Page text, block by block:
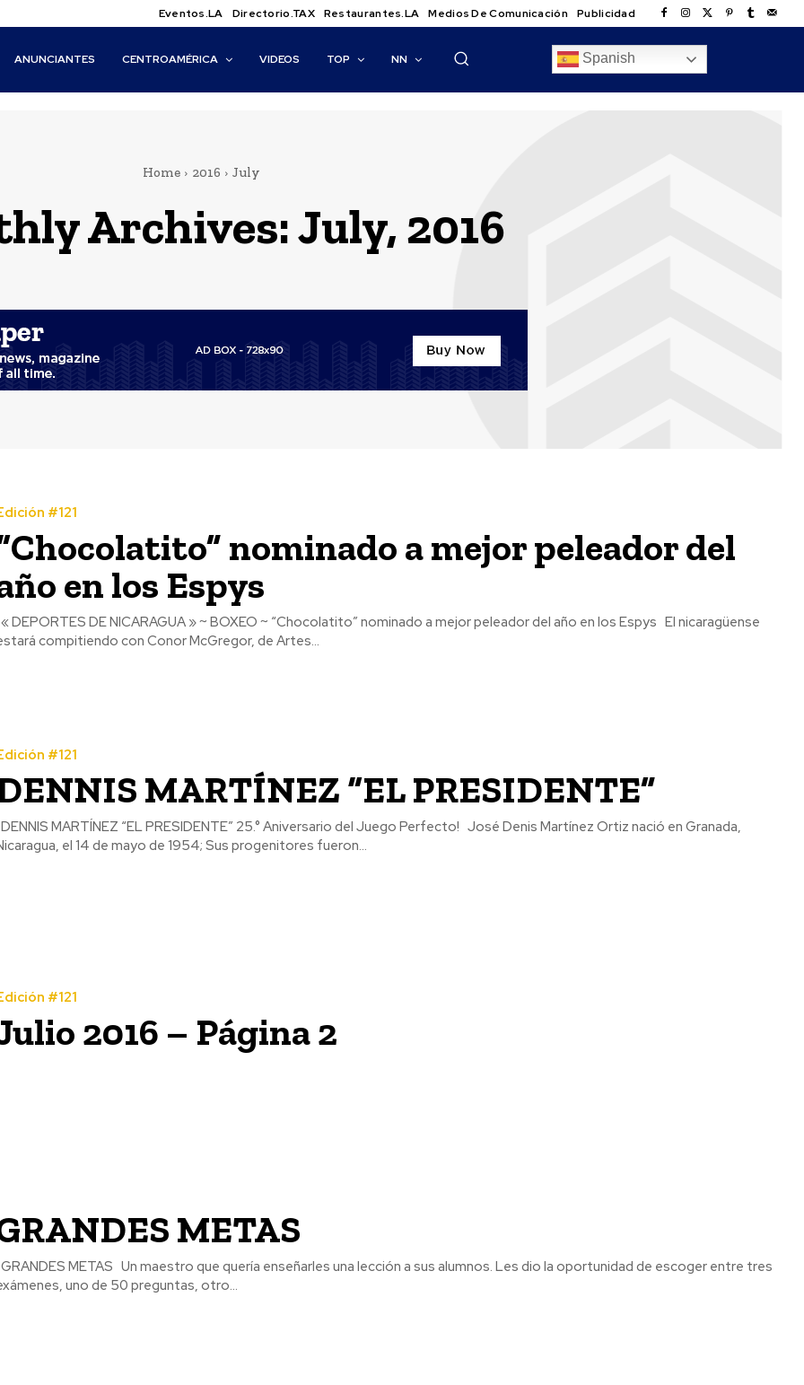
Eventos.LA Directorio.TAX Restaurantes.LA Medios De Comunicación Publicidad
ANUNCIANTES CENTROAMÉRICA VIDEOS TOP NN
Home 2016 July
Archives: July, 2016
#121
nominado a mejor peleador del
en los Espys
DEPORTES DE NICARAGUA » ~ BOXEO ~ “Chocolatito” nominado a mejor peleador del año en los Espys El nicaragüense
compitiendo con Conor McGregor, de Artes...
#121
MARTÍNEZ “EL PRESIDENTE”
MARTÍNEZ “EL PRESIDENTE” 25.° Aniversario del Juego Perfecto! José Denis Martínez Ortiz nació en Granada,
el 14 de mayo de 1954; Sus progenitores fueron...
#121
2016 – Página 2
METAS
uno de 50 preguntas, otro...
Spanish